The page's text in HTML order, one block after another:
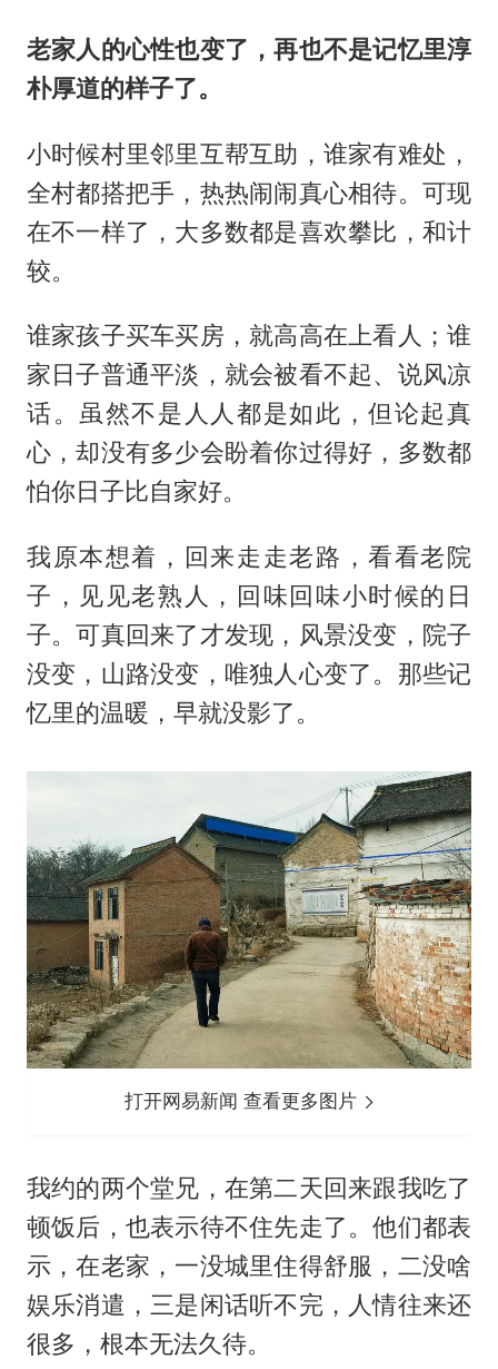
老家人的心性也变了，再也不是记忆里淳
朴厚道的样子了。
小时候村里邻里互帮互助，谁家有难处，
全村都搭把手，热热闹闹真心相待。可现
在不一样了，大多数都是喜欢攀比，和计
较。
谁家孩子买车买房，就高高在上看人；谁
家日子普通平淡，就会被看不起、说风凉
话。虽然不是人人都是如此，但论起真
心，却没有多少会盼着你过得好，多数都
怕你日子比自家好。
我原本想着，回来走走老路，看看老院
子，见见老熟人，回味回味小时候的日
子。可真回来了才发现，风景没变，院子
没变，山路没变，唯独人心变了。那些记
忆里的温暖，早就没影了。
打开网易新闻 查看更多图片
我约的两个堂兄，在第二天回来跟我吃了
顿饭后，也表示待不住先走了。他们都表
示，在老家，一没城里住得舒服，二没啥
娱乐消遣，三是闲话听不完，人情往来还
很多，根本无法久待。